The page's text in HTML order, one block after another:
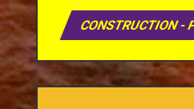
CONSTRUCTION -